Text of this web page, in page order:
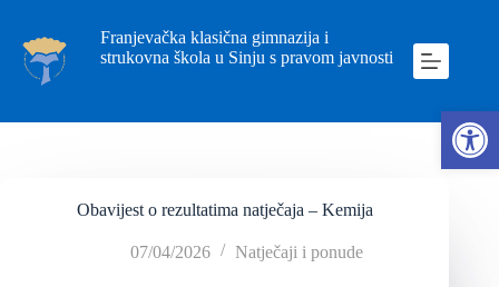
Franjevačka klasična gimnazija i
strukovna škola u Sinju s pravom javnosti
Obavijest o rezultatima natječaja – Kemija
07/04/2026 Natječaji i ponude